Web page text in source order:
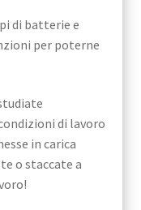
di batterie e
per poterne
di lavoro
in carica
o staccate a